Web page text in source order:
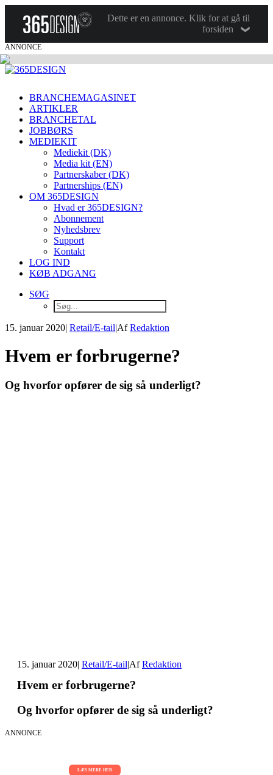
Dette er en annonce. Klik for at gå til
forsiden
ANNONCE
BRANCHEMAGASINET
ARTIKLER
BRANCHETAL
JOBBØRS
MEDIEKIT
Mediekit (DK)
Media kit (EN)
Partnerskaber (DK)
Partnerships (EN)
OM 365DESIGN
Hvad er 365DESIGN?
Abonnement
Nyhedsbrev
Support
Kontakt
LOG IND
KØB ADGANG
SØG
15. januar 2020| Retail/E-tail|AfRedaktion
Hvem er forbrugerne?
Og hvorfor opfører de sig så underligt?
15. januar 2020| Retail/E-tail|AfRedaktion
Hvem er forbrugerne?
Og hvorfor opfører de sig så underligt?
ANNONCE
LÆS MERE HER